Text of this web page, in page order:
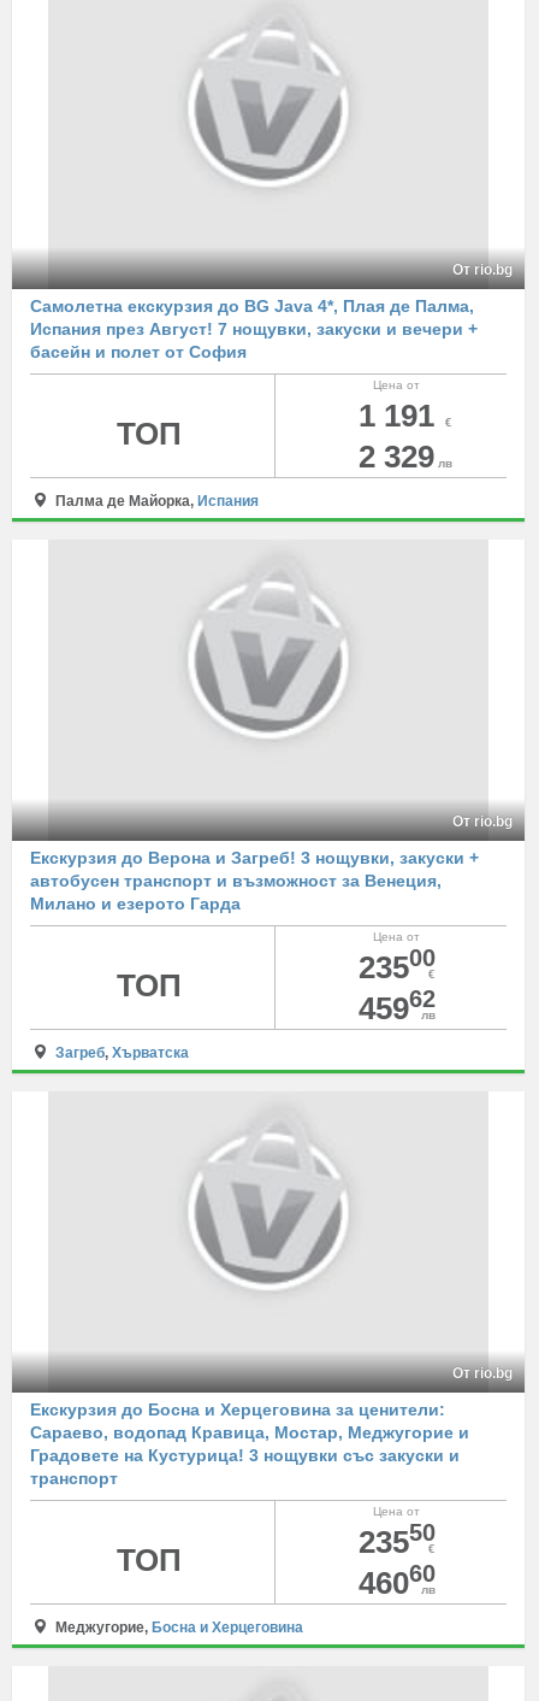
От rio.bg
Самолетна екскурзия до BG Java 4*, Плая де Палма,
Испания през Август! 7 нощувки, закуски и вечери +
басейн и полет от София
Цена от
1 191 €
2 329 лв
ТОП
Палма де Майорка, Испания
От rio.bg
Екскурзия до Верона и Загреб! 3 нощувки, закуски +
автобусен транспорт и възможност за Венеция,
Милано и езерото Гарда
Цена от
23500
€
45962
лв
ТОП
Загреб,Хърватска
От rio.bg
Екскурзия до Босна и Херцеговина за ценители:
Сараево, водопад Кравица, Мостар, Меджугорие и
Градовете на Кустурица! 3 нощувки със закуски и
транспорт
Цена от
23550
€
46060
лв
ТОП
Меджугорие, Босна и Херцеговина